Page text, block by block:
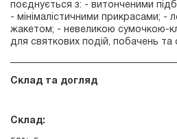
поєднується з: - витонченими
- мінімалістичними прикрасами; -
жакетом; - невеликою сумочкою-
для святкових подій, побачень та
Склад та догляд
Склад: